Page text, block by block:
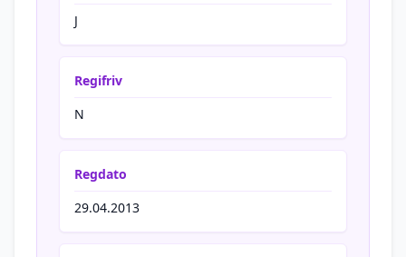
J
Regifriv
N
Regdato
29.04.2013